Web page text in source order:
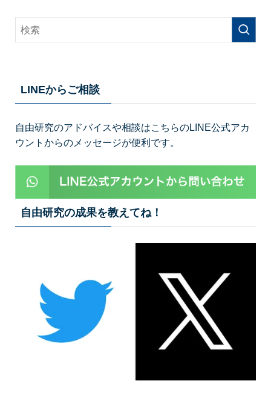
LINEからご相談
自由研究のアドバイスや相談はこちらのLINE公式アカ
ウントからのメッセージが便利です。
自由研究の成果を教えてね！